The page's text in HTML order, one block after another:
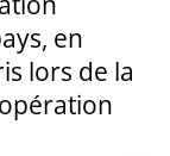
en
lors de la